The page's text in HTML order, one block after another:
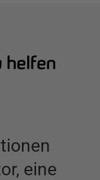
helfen
, eine